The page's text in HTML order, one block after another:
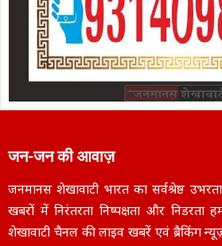
जन-जन की आवाज़
जनमानस शेखावाटी भारत का सर्वश्रेष्ठ
खबरों में निरंतरता निष्पक्षता और निडरता
शेखावाटी चैनल की लाइव खबरें एवं ब्रैकिंग